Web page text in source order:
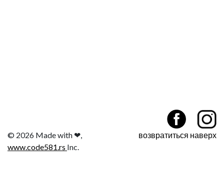
возвратиться наверх
© 2026 Made with ❤,
www.code581.rs Inc.